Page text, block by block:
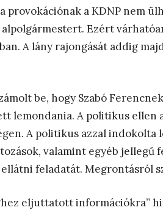
provokációnak a KDNP nem
Ezért
A lány rajongását addig
be, hogy Szabó
lemondania. A politikus ellen
A politikus azzal indokolta
valamint egyéb jellegű
feladatát. Megrontásról
eljuttatott információkra”